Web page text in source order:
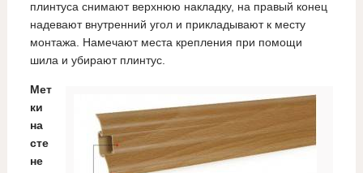
плинтуса снимают верхнюю накладку, на правый конец
надевают внутренний угол и прикладывают к месту
монтажа. Намечают места крепления при помощи
шила и убирают плинтус.
Мет
ки
на
сте
не